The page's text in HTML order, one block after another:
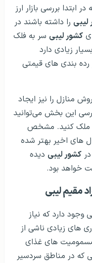
ابتدا بررسی بازار ارز
لیبی را داشته باشند در
کشور لیبی سر به فلک
زیادی دارد
رده بندی های قیمتی
منازل را نیز ایجاد
این بخش می‌توانید
ملک کنید. مشخص
های اخیر بهتر شده
کشور لیبی دیده
خواهد بود.
مقیم لیبی
دارد که نیاز
های زیادی ناشی از
مسمومیت های غذای
که در مناطق سردسیر